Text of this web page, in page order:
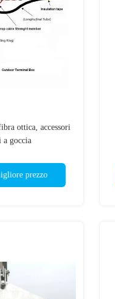
ottica, accessori
a goccia
prezzo